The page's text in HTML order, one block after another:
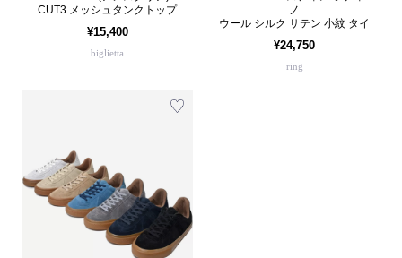
CUT3 メッシュタンクトップ
¥15,400
biglietta
ノ
ウール シルク サテン 小紋 タイ
¥24,750
ring